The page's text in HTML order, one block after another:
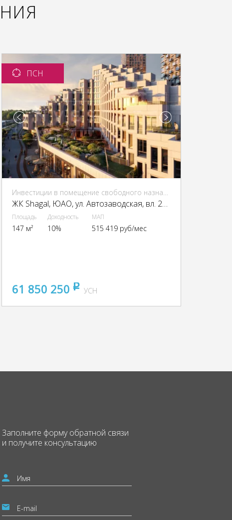
ПСН
Инвестиции в помещение свободного назначения (ПСН)
ЖК Shagal, ЮАО, ул. Автозаводская, вл. 23/66
Площадь
147 м²
Доходность
10%
МАП
515 419 руб/мес
61 850 250 pуб
УСН
Заполните формуобратной связи
и получите консультацию